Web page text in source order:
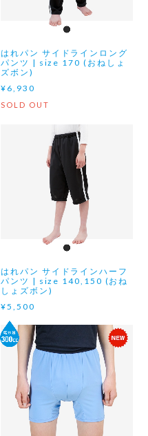
はれパン サイドラインロング
パンツ | size 170 (おねしょ
ズボン)
¥6,930
SOLD OUT
はれパン サイドラインハーフ
パンツ | size 140,150 (おね
しょズボン)
¥5,500